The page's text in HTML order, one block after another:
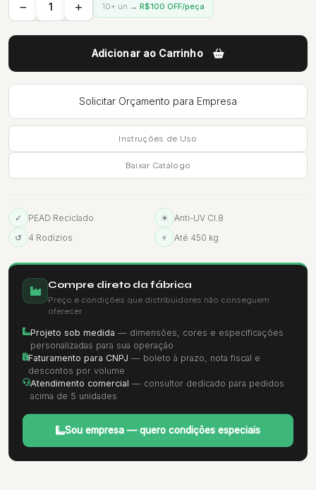
10+ un → R$100 OFF/peça
Adicionar ao Carrinho
Solicitar Orçamento para Empresa
Instruções de Uso
Baixar Catálogo
✓ PEAD Reciclado ☀
Anti-UV Cl.8
↺
4 Rodízios ⚡ Até 450 kg
Compre direto da fábrica
Preço e condições que distribuidores não conseguem
oferecer
Projeto sob medida — dimensões, cores e especificações
personalizadas para sua operação
Faturamento para CNPJ — boleto à prazo, nota fiscal e
descontos por volume
Atendimento comercial — consultor dedicado para pedidos
acima de 5 unidades
Sou empresa — quero condições especiais